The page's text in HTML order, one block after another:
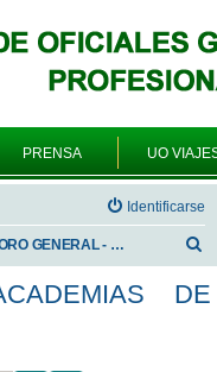
PRENSA UO
Identificarse
FORO GENERAL - ACADEMIAS DE FORMACIÓN
s
DE